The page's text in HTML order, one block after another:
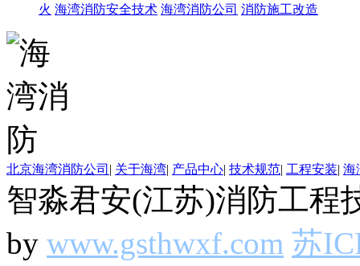
火 海湾消防安全技术 海湾消防公司 消防施工改造
北京海湾消防公司 | 关于海湾| 产品中心| 技术规范| 工程安装| 海
智淼君安(江苏)消防工程
by www.gsthwxf.com 苏